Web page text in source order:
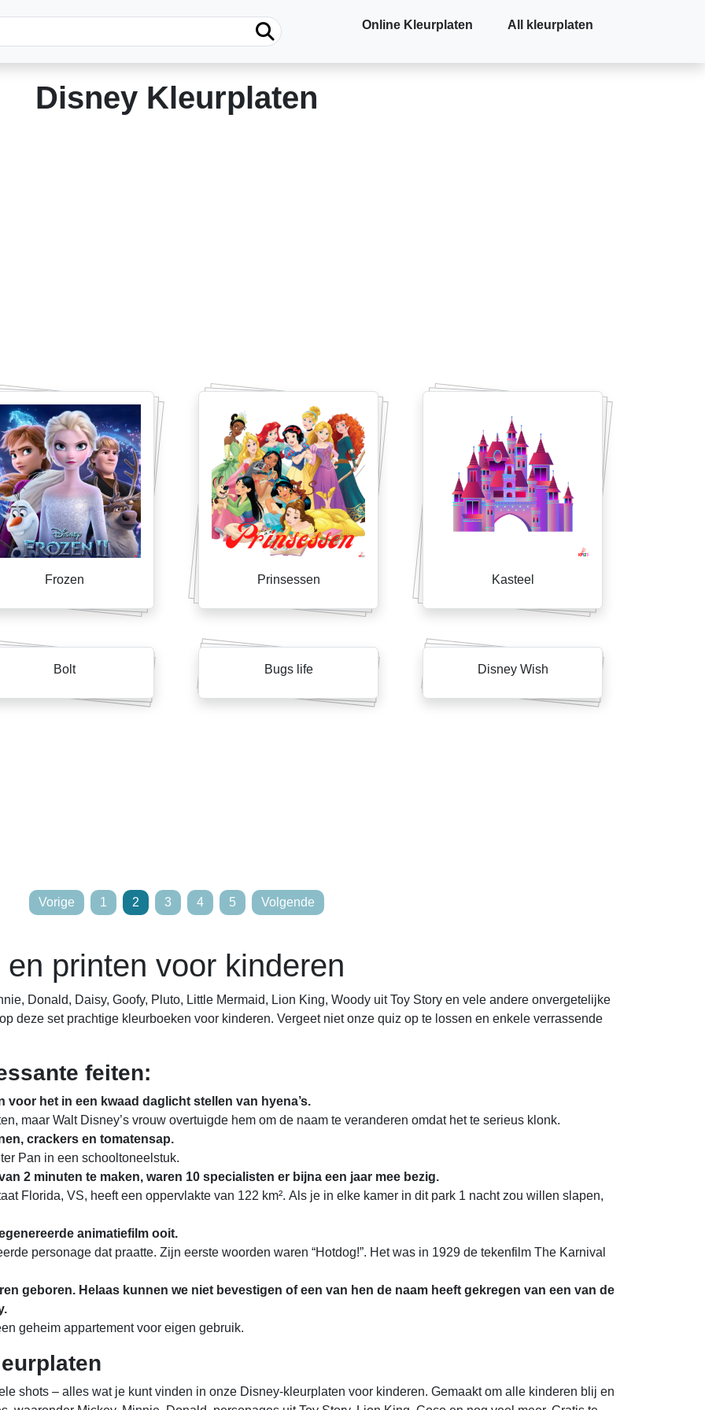
Online Kleurplaten All kleurplaten
Disney Kleurplaten
Frozen Prinsessen Kasteel
Bolt Bugs life Disney Wish
Vorige 1 2 3 4 5 Volgende
printen voor kinderen
Donald, Daisy, Goofy, Pluto, Little Mermaid, Lion King, Woody uit Toy Story en vele andere onvergetelijke
deze set prachtige kleurboeken voor kinderen. Vergeet niet onze quiz op te lossen en enkele verrassende
feiten:
voor het in een kwaad daglicht stellen van hyena’s.
maar Walt Disney’s vrouw overtuigde hem om de naam te veranderen omdat het te serieus klonk.
crackers en tomatensap.
Pan in een schooltoneelstuk.
2 minuten te maken, waren 10 specialisten er bijna een jaar mee bezig.
Florida, VS, heeft een oppervlakte van 122 km². Als je in elke kamer in dit park 1 nacht zou willen slapen,
animatiefilm ooit.
personage dat praatte. Zijn eerste woorden waren “Hotdog!”. Het was in 1929 de tekenfilm The Karnival
geboren. Helaas kunnen we niet bevestigen of een van hen de naam heeft gekregen van een van de
geheim appartement voor eigen gebruik.
shots – alles wat je kunt vinden in onze Disney-kleurplaten voor kinderen. Gemaakt om alle kinderen blij en